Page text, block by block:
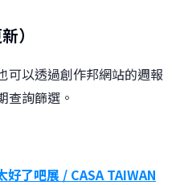
）
可以透過創作邦網站的週報
查詢篩選。
了吧展 / CASA TAIWAN